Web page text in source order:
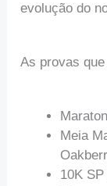
evolução do
As provas
Meia
10K